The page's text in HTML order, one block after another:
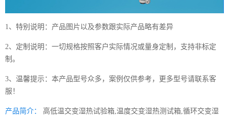
1、特别说明：产品图片以及参数跟实际产品略有差异
2、定制说明：一切规格按照客户实际情况或量身定制，支持非标定
制。
3、温馨提示：本产品型号众多，案例仅供参考，更多型号请联系客
服！
产品简介：
高低温交变湿热试验箱,温度交变湿热测试箱,循环交变湿